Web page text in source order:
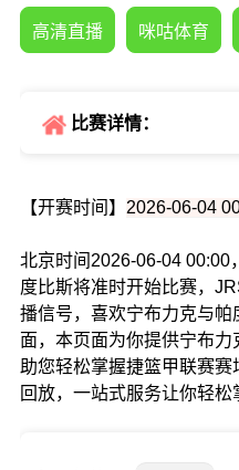
高清直播 咪咕体育
比赛详情：
【开赛时间】 2026-06-04
北京时间2026-06-04 00:00
度比斯将准时开始比赛，
播信号，喜欢宁布力克与
面，本页面为你提供宁布力
助您轻松掌握捷篮甲联赛
回放，一站式服务让你轻松